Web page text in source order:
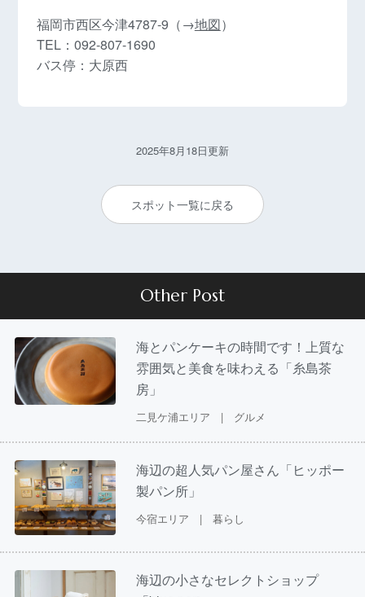
福岡市西区今津4787-9（→地図）
TEL：092-807-1690
バス停：大原西
2025年8月18日更新
スポット一覧に戻る
Other Post
海とパンケーキの時間です！上質な
雰囲気と美食を味わえる「糸島茶
房」
二見ケ浦エリア | グルメ
海辺の超人気パン屋さん「ヒッポー
製パン所」
今宿エリア | 暮らし
海辺の小さなセレクトショップ